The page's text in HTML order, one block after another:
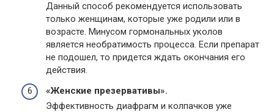
Данный способ рекомендуется использовать
только женщинам, которые уже родили или в
возрасте. Минусом гормональных уколов
является необратимость процесса. Если препарат
не подошел, то придется ждать окончания его
действия.
«Женские презервативы».
Эффективность диафрагм и колпачков уже